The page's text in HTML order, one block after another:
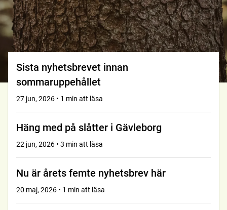
Sista nyhetsbrevet innan
sommaruppehållet
27 jun, 2026 • 1 min att läsa
Häng med på slåtter i Gävleborg
22 jun, 2026 • 3 min att läsa
Nu är årets femte nyhetsbrev här
20 maj, 2026 • 1 min att läsa